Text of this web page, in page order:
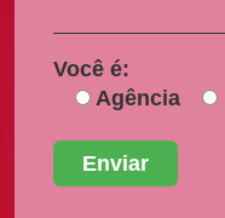
Você é:
Agência